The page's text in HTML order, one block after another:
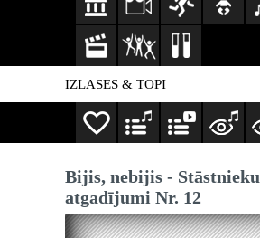
IZLASES & TOPI
Bijis, nebijis - Stāstnieku
atgadījumi Nr. 12